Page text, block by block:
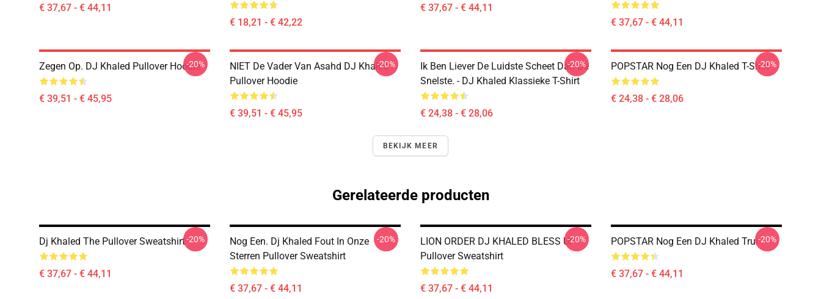
€ 37,67 - € 44,11
€ 18,21 - € 42,22
€ 37,67 - € 44,11
€ 37,67 - € 44,11
Zegen Op. DJ Khaled Pullover Hoodie
€ 39,51 - € 45,95
-20%
NIET De Vader Van Asahd DJ Khaled
Pullover Hoodie
€ 39,51 - € 45,95
-20%
Ik Ben Liever De Luidste Scheet Dan De
Snelste. - DJ Khaled Klassieke T-Shirt
€ 24,38 - € 28,06
-20% POPSTAR Nog Een DJ Khaled T-Shirt
€ 24,38 - € 28,06
-20%
BEKIJK MEER
Gerelateerde producten
Dj Khaled The Pullover Sweatshirt
€ 37,67 - € 44,11
-20%
Nog Een. Dj Khaled Fout In Onze
Sterren Pullover Sweatshirt
€ 37,67 - € 44,11
-20%
LION ORDER DJ KHALED BLESS UP
Pullover Sweatshirt
€ 37,67 - € 44,11
-20% POPSTAR Nog Een DJ Khaled Trui
€ 37,67 - € 44,11
-20%